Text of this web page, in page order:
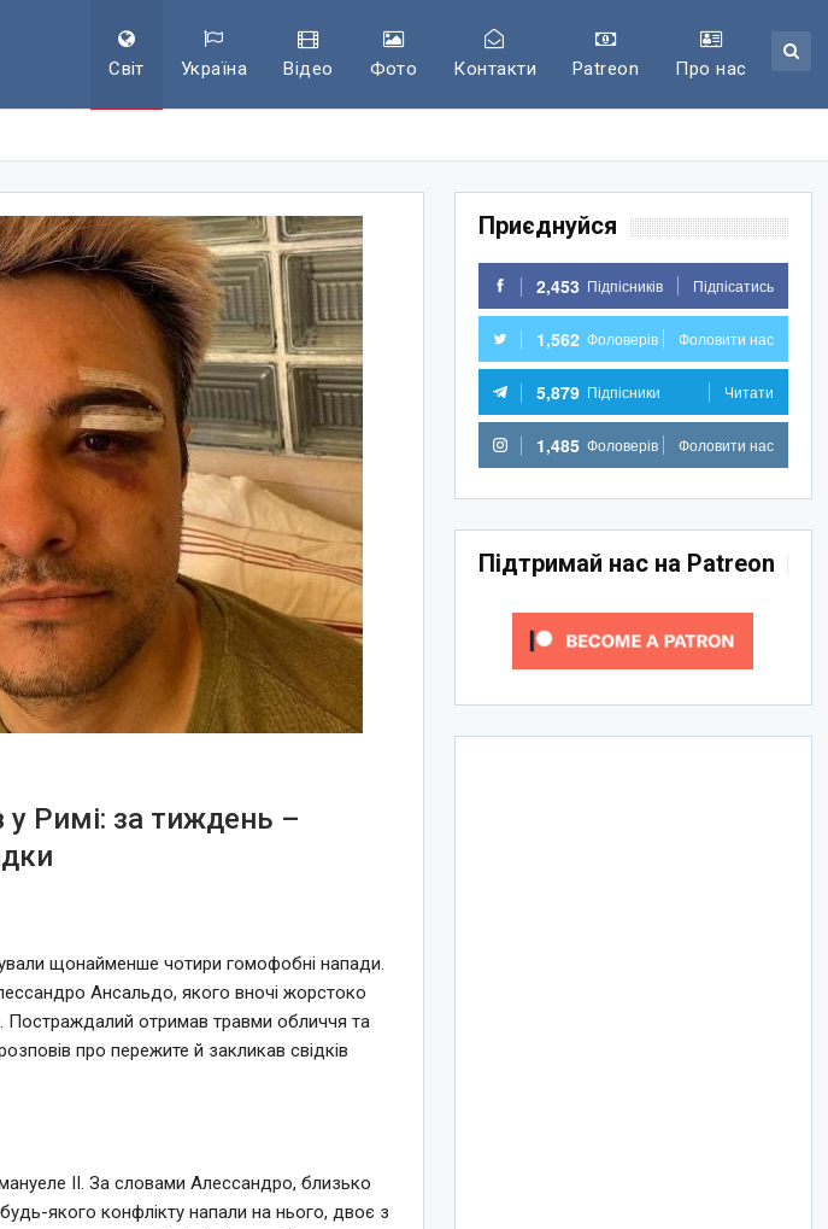
Світ Україна Відео Фото Контакти Patreon Про нас
у Римі: за тиждень –
щонайменше чотири гомофобні напади.
Ансальдо, якого вночі жорстоко
Постраждалий отримав травми обличчя та
про пережите й закликав свідків
II. За словами Алессандро, близько
якого конфлікту напали на нього, двоє з
Приєднуйся
2,453 Підпісників Підпісатись
1,562 Фоловерів Фоловити нас
5,879 Підпісники Читати
1,485 Фоловерів Фоловити нас
Підтримай нас на Patreon